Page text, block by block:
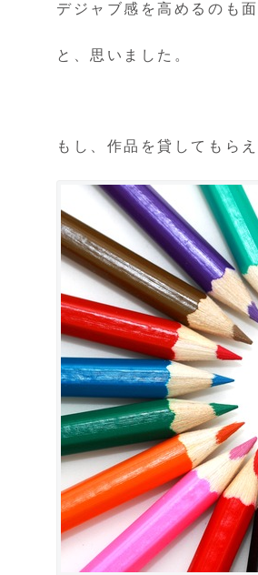
デジャブ感を高めるのも面
と、思いました。
もし、作品を貸してもら